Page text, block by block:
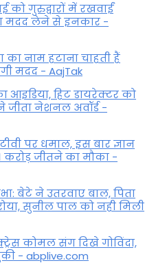
गुरुद्वारों में रखवाईं
मदद लेने से इनकार -
नाम हटाना चाहती हैं
मदद - AajTak
आइडिया, हिट डायरेक्टर को
जीता नेशनल अवॉर्ड -
पर धमाल, इस बार ज्ञान
करोड़ जीतने का मौका -
बेटे ने उतरवाए बाल, पिता
सुनील पाल को नही मिली
कोमल संग दिखे गोविंदा,
- abplive.com